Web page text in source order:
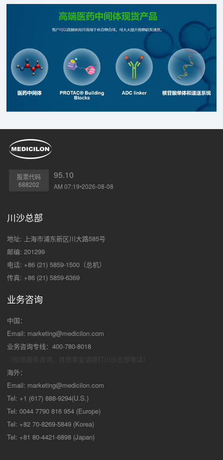
股票代码
688202
95.10
AM 07:19•2026-08-08
川沙总部
地址: 上海市浦东新区川大路585号
邮编: 201299
电话: +86 (21) 5859-1500（总机）
传真: +86 (21) 5859-6369
业务咨询
中国：
Email: marketing@medicilon.com
业务咨询专线：400-780-8018
海外：
Email: marketing@medicilon.com
Tel: +1 (617) 888-9294(U.S.)
Tel: 0044 7790 816 954 (Europe)
Tel: +82 70-8269-5849 (Korea)
Tel: +81 80-4421-6898 (Japan)